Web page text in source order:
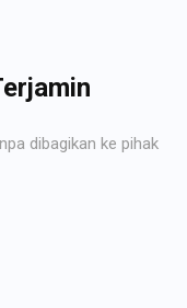
dibagikan ke pihak